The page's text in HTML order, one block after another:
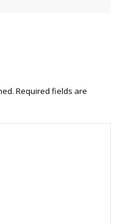
Required fields are